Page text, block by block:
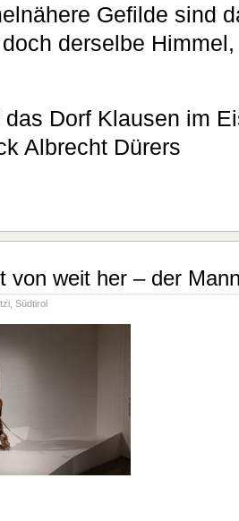
Gefilde sind
derselbe
Dorf Klausen im
Albrecht Dürers
von weit her – der
Südtirol